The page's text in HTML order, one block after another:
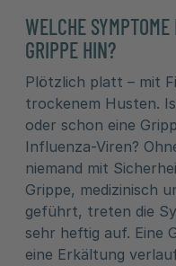
WELCHE
GRIPPE HIN?
Plötzlich platt – mit
trockenem Husten.
oder schon eine
Influenza-Viren?
niemand mit
Grippe, medizinisch
geführt, treten die
sehr heftig auf. Eine
eine Erkältung